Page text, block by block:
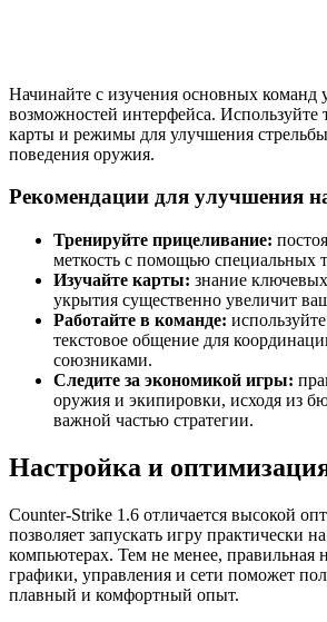
Начинайте с изучения основных команд
возможностей интерфейса. Используйте
карты и режимы для улучшения
поведения оружия.
Рекомендации для улучшения
Тренируйте прицеливание:
меткость с помощью специальных
Изучайте карты: знание
укрытия существенно увеличит
Работайте в команде:
текстовое общение для
союзниками.
Следите за экономикой игры:
оружия и экипировки, исходя из
важной частью стратегии.
Настройка и
Counter-Strike 1.6 отличается высокой
позволяет запускать игру практически
компьютерах. Тем не менее, правильная
графики, управления и сети поможет
плавный и комфортный опыт.